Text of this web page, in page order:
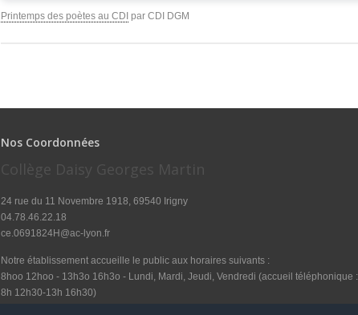
Printemps des poètes au CDI par CDI DGM
Nos Coordonnées
Collège Daisy Georges Martin
24 rue du 11 Novembre 1918, 69540 Irigny
04.78.46.22.18
ce.0691824H@ac-lyon.fr
Notre établissement accueille le public aux horaires suivants :
8hoo 12hoo - 13h3o 16h3o - Lundi, Mardi, Jeudi, Vendredi (accueil téléphonique :
8h 12h30-13h 16h30)